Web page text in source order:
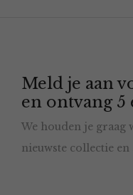
Meld je aan
en ontvang
We houden je graag
nieuwste collectie en